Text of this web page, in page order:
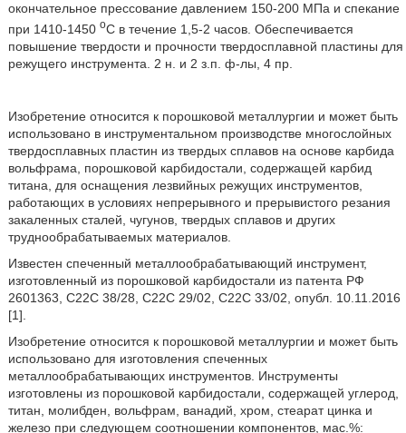
окончательное прессование давлением 150-200 МПа и спекание
при 1410-1450 оС в течение 1,5-2 часов. Обеспечивается
повышение твердости и прочности твердосплавной пластины для
режущего инструмента. 2 н. и 2 з.п. ф-лы, 4 пр.
Изобретение относится к порошковой металлургии и может быть
использовано в инструментальном производстве многослойных
твердосплавных пластин из твердых сплавов на основе карбида
вольфрама, порошковой карбидостали, содержащей карбид
титана, для оснащения лезвийных режущих инструментов,
работающих в условиях непрерывного и прерывистого резания
закаленных сталей, чугунов, твердых сплавов и других
труднообрабатываемых материалов.
Известен спеченный металлообрабатывающий инструмент,
изготовленный из порошковой карбидостали из патента РФ
2601363, C22C 38/28, C22C 29/02, C22C 33/02, опубл. 10.11.2016
[1].
Изобретение относится к порошковой металлургии и может быть
использовано для изготовления спеченных
металлообрабатывающих инструментов. Инструменты
изготовлены из порошковой карбидостали, содержащей углерод,
титан, молибден, вольфрам, ванадий, хром, стеарат цинка и
железо при следующем соотношении компонентов, мас.%: